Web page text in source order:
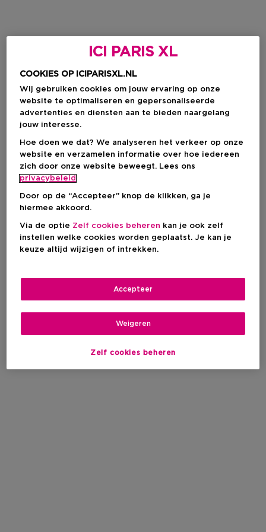
ICI PARIS XL
COOKIES OP ICIPARISXL.NL
Wij gebruiken cookies om jouw ervaring op onze
website te optimaliseren en gepersonaliseerde
advertenties en diensten aan te bieden naargelang
jouw interesse.
Hoe doen we dat? We analyseren het verkeer op onze
website en verzamelen informatie over hoe iedereen
zich door onze website beweegt. Lees ons
privacybeleid
Door op de “Accepteer” knop de klikken, ga je
hiermee akkoord.
Via de optie Zelf cookies beheren kan je ook zelf
instellen welke cookies worden geplaatst. Je kan je
keuze altijd wijzigen of intrekken.
Zelf cookies beheren
Weigeren
Accepteer